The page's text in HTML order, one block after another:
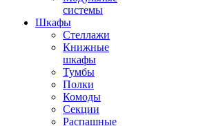
системы
Шкафы
Стеллажи
Книжные
шкафы
Тумбы
Полки
Комоды
Секции
Распашные